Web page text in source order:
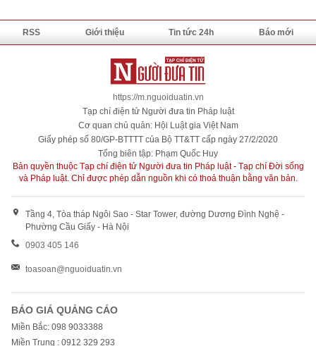
RSS Giới thiệu Tin tức 24h Báo mới
https://m.nguoiduatin.vn
Tạp chí điện tử Người đưa tin Pháp luật
Cơ quan chủ quản: Hội Luật gia Việt Nam
Giấy phép số 80/GP-BTTTT của Bộ TT&TT cấp ngày 27/2/2020
Tổng biên tập: Phạm Quốc Huy
Bản quyền thuộc Tạp chí điện tử Người đưa tin Pháp luật - Tạp chí Đời sống
và Pháp luật. Chỉ được phép dẫn nguồn khi có thoả thuận bằng văn bản.
Tầng 4, Tòa tháp Ngôi Sao - Star Tower, đường Dương Đình Nghệ -
Phường Cầu Giấy - Hà Nội
0903 405 146
toasoan@nguoiduatin.vn
BÁO GIÁ QUẢNG CÁO
Miền Bắc: 098 9033388
Miền Trung : 0912 329 293